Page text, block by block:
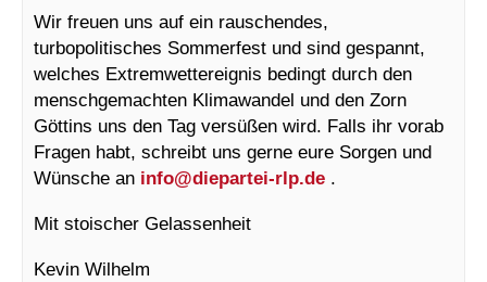
Wir freuen uns auf ein rauschendes,
turbopolitisches Sommerfest und sind gespannt,
welches Extremwettereignis bedingt durch den
menschgemachten Klimawandel und den Zorn
Göttins uns den Tag versüßen wird. Falls ihr vorab
Fragen habt, schreibt uns gerne eure Sorgen und
Wünsche an info@diepartei-rlp.de .
Mit stoischer Gelassenheit
Kevin Wilhelm